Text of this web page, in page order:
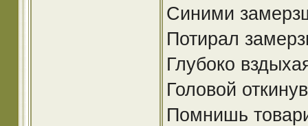
Синими
Потирал
Глубоко
Головой
Помнишь